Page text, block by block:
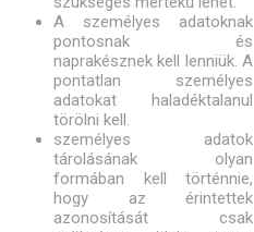
A személyes adatoknak
pontosnak és
naprakésznek kell lenniük. A
pontatlan személyes
adatokat haladéktalanul
törölni kell.
személyes adatok
tárolásának olyan
formában kell történnie,
hogy az érintettek
azonosítását csak